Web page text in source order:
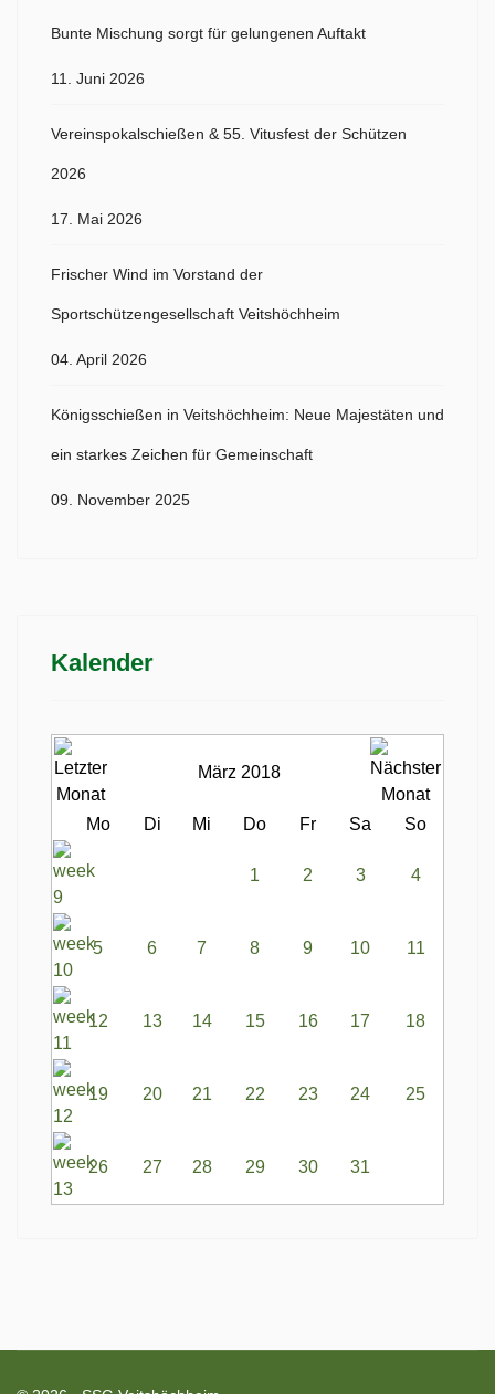
Bunte Mischung sorgt für gelungenen Auftakt
11. Juni 2026
Vereinspokalschießen & 55. Vitusfest der Schützen
2026
17. Mai 2026
Frischer Wind im Vorstand der
Sportschützengesellschaft Veitshöchheim
04. April 2026
Königsschießen in Veitshöchheim: Neue Majestäten und
ein starkes Zeichen für Gemeinschaft
09. November 2025
Kalender
März 2018
Mo Di Mi Do Fr Sa So
1 2 3 4
5 6 7 8 9 10 11
12 13 14 15 16 17 18
19 20 21 22 23 24 25
26 27 28 29 30 31